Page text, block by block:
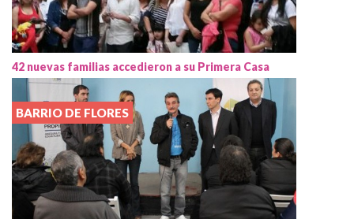
42 nuevas familias accedieron a su Primera Casa
BARRIO DE FLORES